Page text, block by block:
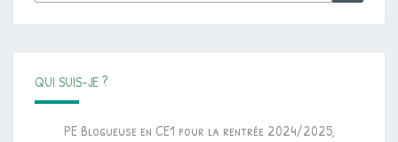
QUI SUIS-JE ?
PE Blogueuse en CE1 pour la rentrée 2024/2025,